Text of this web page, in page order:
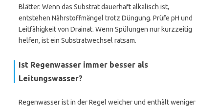
Blätter. Wenn das Substrat dauerhaft alkalisch ist,
entstehen Nährstoffmängel trotz Düngung. Prüfe pH und
Leitfähigkeit von Drainat. Wenn Spülungen nur kurzzeitig
helfen, ist ein Substratwechsel ratsam.
Ist Regenwasser immer besser als
Leitungswasser?
Regenwasser ist in der Regel weicher und enthält weniger